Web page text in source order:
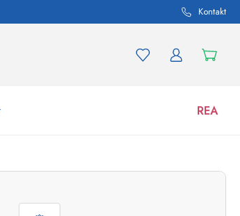
Kontakt
REA
Burkar
Upptäck nu